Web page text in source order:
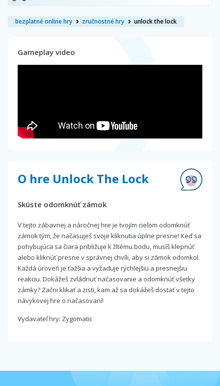
bezplatné online hry zručnostné hry unlock the lock
Gameplay video
O hre Unlock The Lock
Skúste odomknúť zámok
V tejto zábavnej a náročnej hre je tvojím cieľom odomknúť
zámok tým, že načasuješ svoje kliknutia úplne presne! Keď sa
pohybujúca sa čiara približuje k žltému bodu, musíš klepnúť
alebo kliknúť presne v správnej chvíli, aby si zámok odomkol.
Každá úroveň je ťažšia a vyžaduje rýchlejšiu a presnejšiu
reakciu. Dokážeš zvládnuť načasovanie a odomknúť všetky
zámky? Začni klikať a zisti, kam až sa dokážeš dostať v tejto
návykovej hre o načasovaní!
Vydavateľ hry: Zygomatic